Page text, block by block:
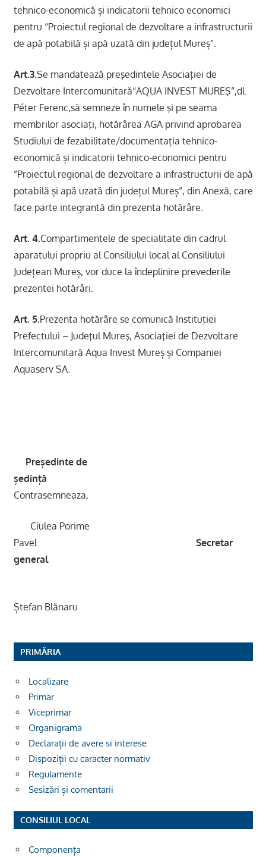
tehnico-economică și indicatorii tehnico economici
pentru “Proiectul regional de dezvoltare a infrastructurii
de apă potabilă și apă uzată din județul Mureș”.
Art.3.Se mandatează preşedintele Asociaţiei de
Dezvoltare Intercomunitară“AQUA INVEST MUREŞ”,dl.
Péter Ferenc,să semneze în numele şi pe seama
membrilor asociaţi, hotărârea AGA privind aprobarea
Studiului de fezabilitate/documentația tehnico-
economică și indicatorii tehnico-economici pentru
”Proiectul regional de dezvoltare a infrastructurii de apă
potabilă și apă uzată din județul Mureș”, din Anexă, care
face parte integrantă din prezenta hotărâre.
Art. 4.Compartimentele de specialitate din cadrul
aparatului propriu al Consiliului local al Consiliului
Județean Mureș, vor duce la îndeplinire prevederile
prezentei hotărâri.
Art. 5.Prezenta hotărâre se comunică Instituţiei
Prefectului – Judeţul Mureş, Asociaţiei de Dezvoltare
Intercomunitară Aqua Invest Mureș și Companiei
Aquaserv SA.
Președinte de
ședință
Contrasemneaza,
Ciulea Porime
Pavel Secretar
general
Ștefan Blănaru
PRIMĂRIA
Localizare
Primar
Viceprimar
Organigrama
Declarații de avere si interese
Dispoziții cu caracter normativ
Regulamente
Sesizări și comentarii
CONSILIUL LOCAL
Componența